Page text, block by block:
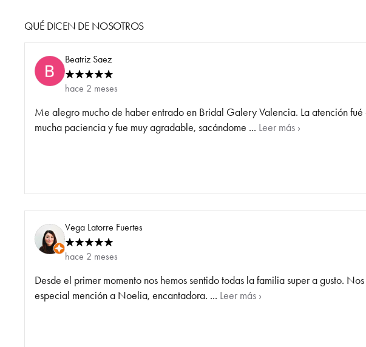
QUÉ DICEN DE NOSOTROS
Beatriz Saez
hace 2 meses
Me alegro mucho de haber entrado en Bridal Galery Valencia. La atención
mucha paciencia y fue muy agradable, sacándome ... Leer más ›
Vega Latorre Fuertes
hace 2 meses
Desde el primer momento nos hemos sentido todas la familia super a gusto.
especial mención a Noelia, encantadora. ... Leer más ›